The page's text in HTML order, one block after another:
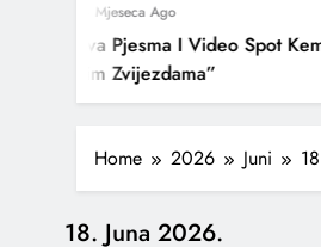
4 Mjeseca Ago
Nova Pjesma I Video Spot
Ovim Zvijezdama”
Home 2026 Juni 18
18. Juna 2026.